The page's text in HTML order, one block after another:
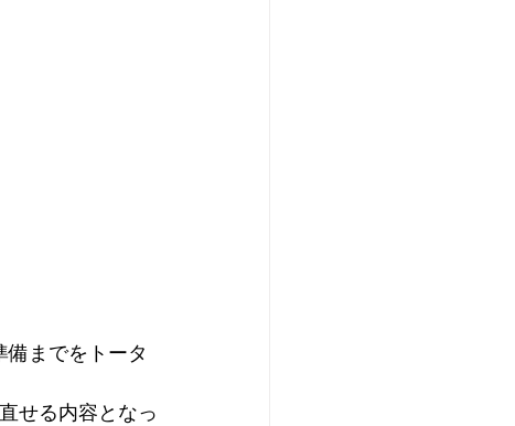
までをトータ
せる内容となっ